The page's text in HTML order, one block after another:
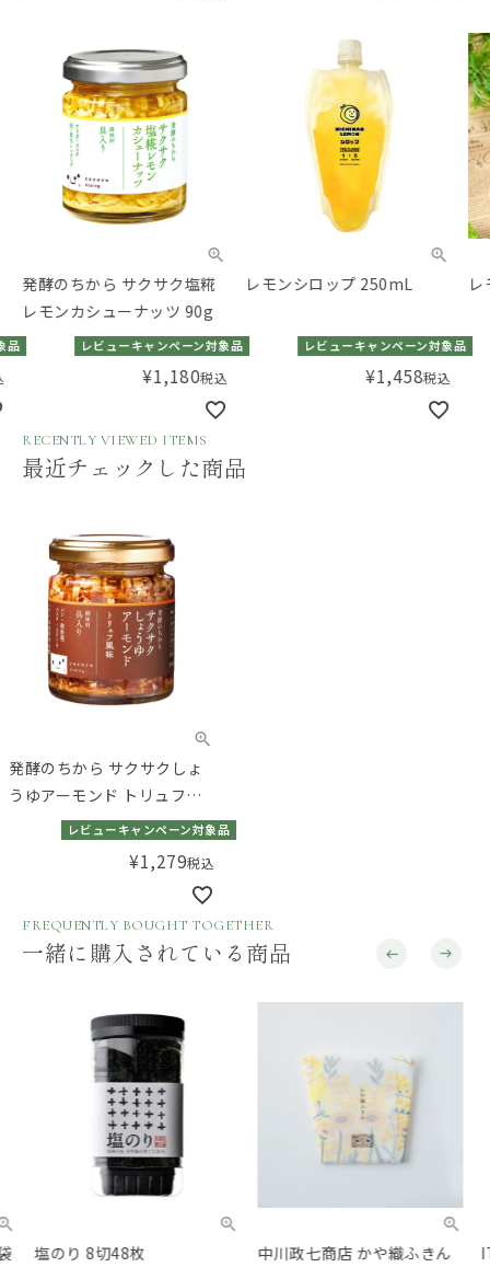
発酵のちから サクサク塩糀
レモンカシューナッツ 90g
レビューキャンペーン対象品
1,180税込
レモンシロップ 250mL
レビューキャンペーン対象品
1,458税込
レ
RECENTLY VIEWED ITEMS
最近チェックした商品
発酵のちから サクサクしょ
うゆアーモンド トリュフ風
レビューキャンペーン対象品
¥1,279税込
FREQUENTLY BOUGHT TOGETHER
一緒に購入されている商品
塩のり 8切48枚
中川政七商店 かや織ふきん
IT